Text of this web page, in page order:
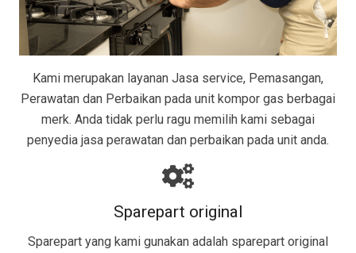
Kami merupakan layanan Jasa service, Pemasangan,
Perawatan dan Perbaikan pada unit kompor gas berbagai
merk. Anda tidak perlu ragu memilih kami sebagai
penyedia jasa perawatan dan perbaikan pada unit anda.
Sparepart original
Sparepart yang kami gunakan adalah sparepart original